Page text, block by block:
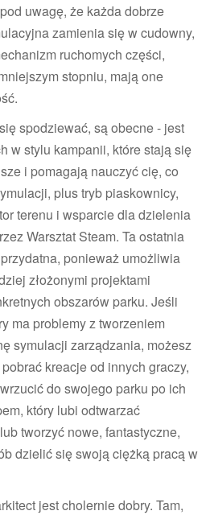
uwagę, że każda dobrze
zamienia się w cudowny,
ruchomych części,
stopniu, mają one
spodziewać, są obecne - jest
w stylu kampanii, które stają się
i pomagają nauczyć cię, co
plus tryb piaskownicy,
terenu i wsparcie dla dzielenia
Warsztat Steam. Ta ostatnia
ponieważ umożliwia
złożonymi projektami
obszarów parku. Jeśli
ma problemy z tworzeniem
symulacji zarządzania, możesz
kreacje od innych graczy,
do swojego parku po ich
który lubi odtwarzać
tworzyć nowe, fantastyczne,
dzielić się swoją ciężką pracą w
jest cholernie dobry. Tam,